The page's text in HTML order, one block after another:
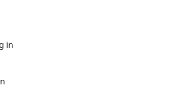
in